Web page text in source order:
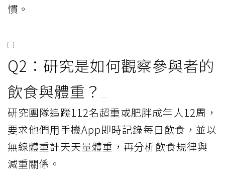
慣。
Q2：研究是如何觀察參與者的
飲食與體重？
研究團隊追蹤112名超重或肥胖成年人12周，
要求他們用手機App即時記錄每日飲食，並以
無線體重計天天量體重，再分析飲食規律與
減重關係。